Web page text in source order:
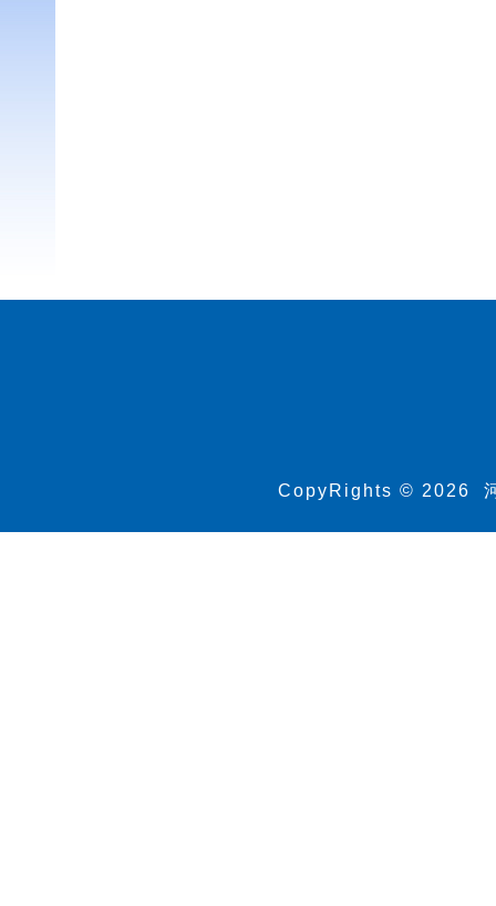
CopyRights © 2026